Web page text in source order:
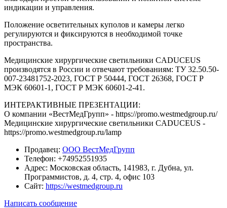
индикации и управления.
Положение осветительных куполов и камеры легко
регулируются и фиксируются в необходимой точке
пространства.
Медицинские хирургические светильники CADUCEUS
производятся в России и отвечают требованиям: ТУ 32.50.50-
007-23481752-2023, ГОСТ Р 50444, ГОСТ 26368, ГОСТ Р
МЭК 60601-1, ГОСТ Р МЭК 60601-2-41.
ИНТЕРАКТИВНЫЕ ПРЕЗЕНТАЦИИ:​
О компании «ВестМедГрупп» - https://promo.westmedgroup.ru/​​
Медицинские хирургические светильники CADUCEUS -
https://promo.westmedgroup.ru/lamp
Продавец: ООО ВестМедГрупп
Телефон: +74952551935
Адрес: Московская область, 141983, г. Дубна, ул.
Программистов, д. 4, стр. 4, офис 103
Сайт: https://westmedgroup.ru
Написать сообщение